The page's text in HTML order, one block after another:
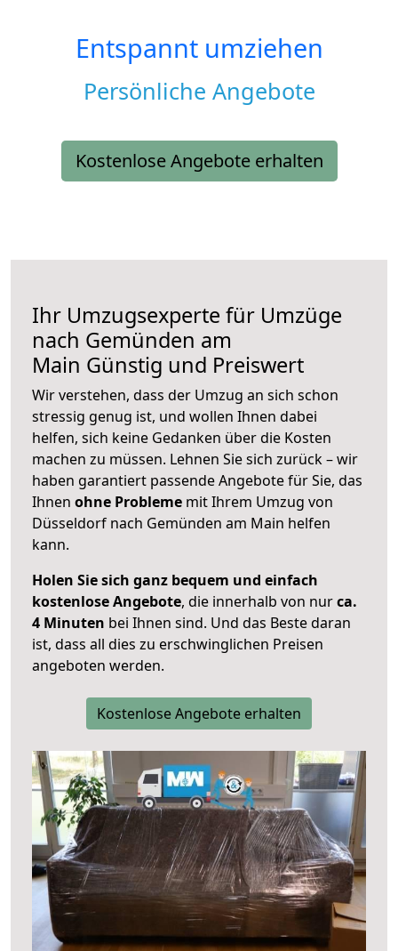
Entspannt umziehen
Persönliche Angebote
Kostenlose Angebote erhalten
Ihr Umzugsexperte für Umzüge
nach Gemünden am
Main Günstig und Preiswert
Wir verstehen, dass der Umzug an sich schon
stressig genug ist, und wollen Ihnen dabei
helfen, sich keine Gedanken über die Kosten
machen zu müssen. Lehnen Sie sich zurück – wir
haben garantiert passende Angebote für Sie, das
Ihnen ohne Probleme mit Ihrem Umzug von
Düsseldorf nach Gemünden am Main helfen
kann.
Holen Sie sich ganz bequem und einfach
kostenlose Angebote, die innerhalb von nurca.
4 Minuten bei Ihnen sind. Und das Beste daran
ist, dass all dies zu erschwinglichen Preisen
angeboten werden.
Kostenlose Angebote erhalten